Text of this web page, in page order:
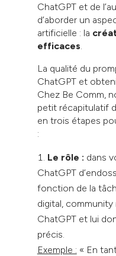
ChatGPT et de
d’aborder un
artificielle : la
efficaces
La qualité du
ChatGPT et
Chez Be Comm,
petit récapitulatif
en trois étapes
:
Le rôle : dans
ChatGPT
fonction de la
digital, community
ChatGPT et lui
précis.
Exemple : « En